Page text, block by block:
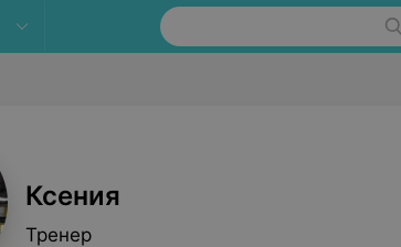
Ксения
Тренер